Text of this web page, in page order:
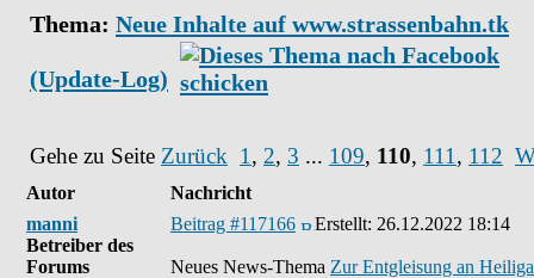
Thema: Neue Inhalte auf www.strassenbahn.tk
(Update-Log)
Gehe zu Seite Zurück 1 , 2, 3 ... 109, 110, 111 , 112
Autor
Nachricht
manni
Betreiber des
Forums
Beitrag #117166 Erstellt: 26.12.2022 18:14
Neues News-Thema Zur Entgleisung an